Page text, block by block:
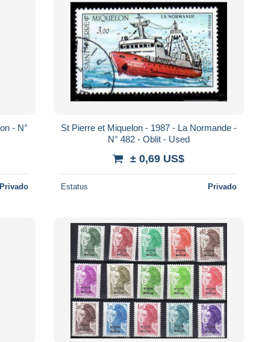
Privado
St Pierre et Miquelon - 1987 - La Normande -
N° 482 - Oblit - Used
± 0,69 US$
Estatus Privado